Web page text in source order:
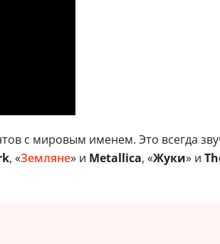
с мировым именем. Это всегда
, «Земляне» и Metallica, «Жуки» и